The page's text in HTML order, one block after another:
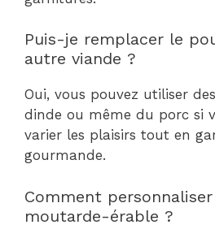
Puis-je remplacer le
autre viande ?
Oui, vous pouvez utiliser
dinde ou même du porc si
varier les plaisirs tout en
gourmande.
Comment
moutarde-érable ?